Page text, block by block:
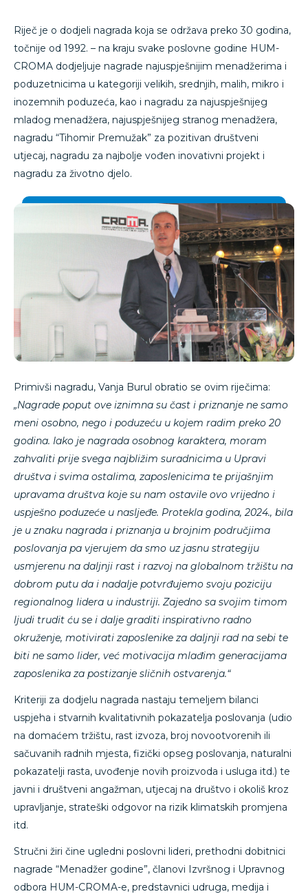
Riječ je o dodjeli nagrada koja se održava preko 30 godina,
točnije od 1992. – na kraju svake poslovne godine HUM-
CROMA dodjeljuje nagrade najuspješnijim menadžerima i
poduzetnicima u kategoriji velikih, srednjih, malih, mikro i
inozemnih poduzeća, kao i nagradu za najuspješnijeg
mladog menadžera, najuspješnijeg stranog menadžera,
nagradu “Tihomir Premužak” za pozitivan društveni
utjecaj, nagradu za najbolje vođen inovativni projekt i
nagradu za životno djelo.
Primivši nagradu, Vanja Burul obratio se ovim riječima:
„Nagrade poput ove iznimna su čast i priznanje ne samo
meni osobno, nego i poduzeću u kojem radim preko 20
godina. Iako je nagrada osobnog karaktera, moram
zahvaliti prije svega najbližim suradnicima u Upravi
društva i svima ostalima, zaposlenicima te prijašnjim
upravama društva koje su nam ostavile ovo vrijedno i
uspješno poduzeće u nasljeđe. Protekla godina, 2024., bila
je u znaku nagrada i priznanja u brojnim područjima
poslovanja pa vjerujem da smo uz jasnu strategiju
usmjerenu na daljnji rast i razvoj na globalnom tržištu na
dobrom putu da i nadalje potvrđujemo svoju poziciju
regionalnog lidera u industriji. Zajedno sa svojim timom
ljudi trudit ću se i dalje graditi inspirativno radno
okruženje, motivirati zaposlenike za daljnji rad na sebi te
biti ne samo lider, već motivacija mlađim generacijama
zaposlenika za postizanje sličnih ostvarenja.“
Kriteriji za dodjelu nagrada nastaju temeljem bilanci
uspjeha i stvarnih kvalitativnih pokazatelja poslovanja (udio
na domaćem tržištu, rast izvoza, broj novootvorenih ili
sačuvanih radnih mjesta, fizički opseg poslovanja, naturalni
pokazatelji rasta, uvođenje novih proizvoda i usluga itd.) te
javni i društveni angažman, utjecaj na društvo i okoliš kroz
upravljanje, strateški odgovor na rizik klimatskih promjena
itd.
Stručni žiri čine ugledni poslovni lideri, prethodni dobitnici
nagrade “Menadžer godine”, članovi Izvršnog i Upravnog
odbora HUM-CROMA-e, predstavnici udruga, medija i